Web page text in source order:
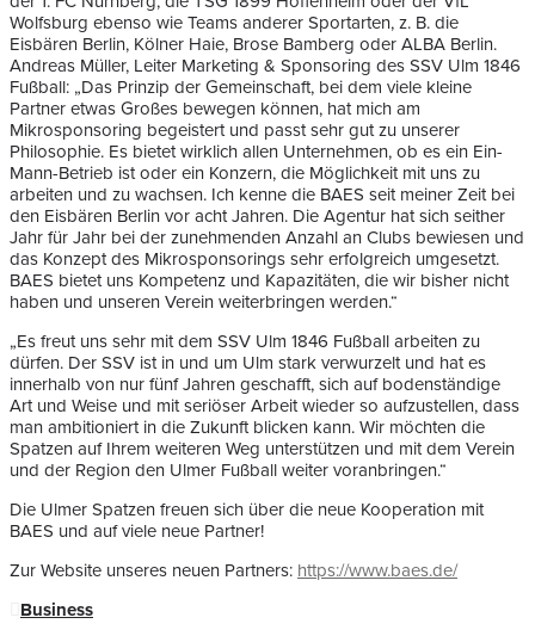
Wolfsburg ebenso wie Teams anderer Sportarten, z. B. die
Eisbären Berlin, Kölner Haie, Brose Bamberg oder ALBA Berlin.
Andreas Müller, Leiter Marketing & Sponsoring des SSV Ulm 1846
Fußball: „Das Prinzip der Gemeinschaft, bei dem viele kleine
Partner etwas Großes bewegen können, hat mich am
Mikrosponsoring begeistert und passt sehr gut zu unserer
Philosophie. Es bietet wirklich allen Unternehmen, ob es ein Ein-
Mann-Betrieb ist oder ein Konzern, die Möglichkeit mit uns zu
arbeiten und zu wachsen. Ich kenne die BAES seit meiner Zeit bei
den Eisbären Berlin vor acht Jahren. Die Agentur hat sich seither
Jahr für Jahr bei der zunehmenden Anzahl an Clubs bewiesen und
das Konzept des Mikrosponsorings sehr erfolgreich umgesetzt.
BAES bietet uns Kompetenz und Kapazitäten, die wir bisher nicht
haben und unseren Verein weiterbringen werden.“
„Es freut uns sehr mit dem SSV Ulm 1846 Fußball arbeiten zu
dürfen. Der SSV ist in und um Ulm stark verwurzelt und hat es
innerhalb von nur fünf Jahren geschafft, sich auf bodenständige
Art und Weise und mit seriöser Arbeit wieder so aufzustellen, dass
man ambitioniert in die Zukunft blicken kann. Wir möchten die
Spatzen auf Ihrem weiteren Weg unterstützen und mit dem Verein
und der Region den Ulmer Fußball weiter voranbringen.“
Die Ulmer Spatzen freuen sich über die neue Kooperation mit
BAES und auf viele neue Partner!
Zur Website unseres neuen Partners: https://www.baes.de/
Business